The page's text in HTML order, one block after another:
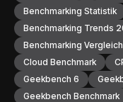
Benchmarking Statistik
Benchmarking Trends
Benchmarking
Cloud Benchmark
Geekbench 6
Geekbench Benchmark